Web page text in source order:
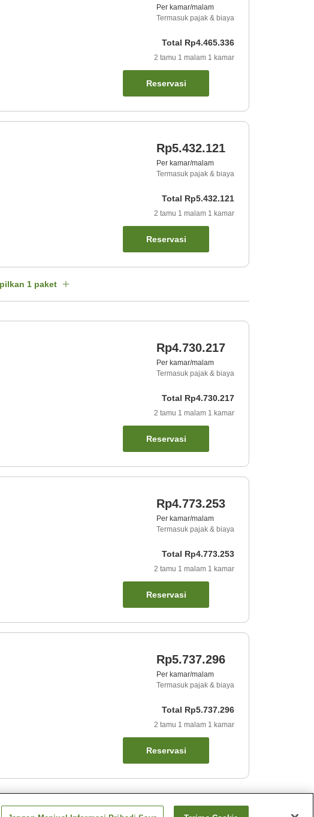
Per kamar/malam
Termasuk pajak & biaya
Total Rp4.465.336
2 tamu 1 malam 1 kamar
Reservasi
Rp5.432.121
Per kamar/malam
Termasuk pajak & biaya
Total Rp5.432.121
2 tamu 1 malam 1 kamar
Reservasi
1 paket
Rp4.730.217
Per kamar/malam
Termasuk pajak & biaya
Total Rp4.730.217
2 tamu 1 malam 1 kamar
Reservasi
Rp4.773.253
Per kamar/malam
Termasuk pajak & biaya
Total Rp4.773.253
2 tamu 1 malam 1 kamar
Reservasi
Rp5.737.296
Per kamar/malam
Termasuk pajak & biaya
Total Rp5.737.296
2 tamu 1 malam 1 kamar
Reservasi
1paket